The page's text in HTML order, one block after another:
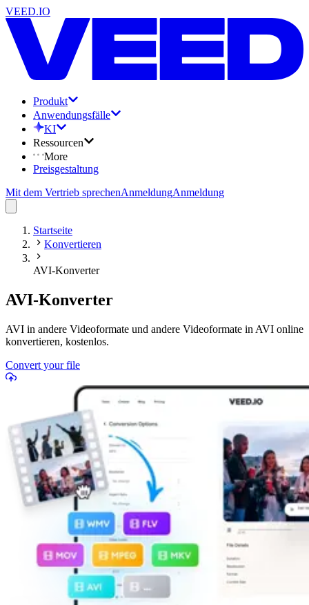
VEED.IO
Produkt
Anwendungsfälle
KI
Ressourcen
More
Preisgestaltung
Mit dem Vertrieb sprechenAnmeldungAnmeldung
Startseite
Konvertieren
AVI-Konverter
AVI-Konverter
AVI in andere Videoformate und andere Videoformate in AVI online
konvertieren, kostenlos.
Convert your file